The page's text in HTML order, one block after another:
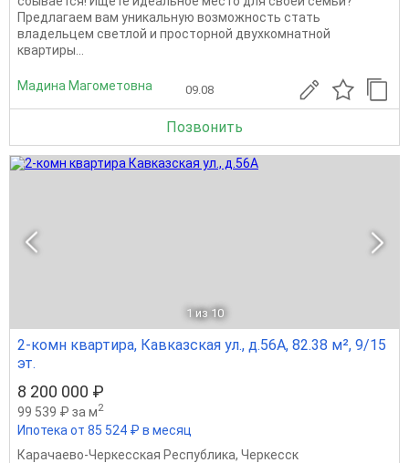
Предлагаем вам уникальную возможность стать
владельцем светлой и просторной двухкомнатной
квартиры...
Мадина Магометовна 09.08
Позвонить
1 из 10
2-комн квартира, Кавказская ул., д.56А, 82.38 м², 9/15
эт.
8 200 000 ₽
99 539 ₽ за м2
Ипотека от 85 524 ₽ в месяц
Карачаево-Черкесская Республика, Черкесск